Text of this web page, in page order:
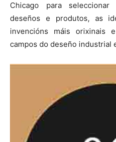
Chicago para
deseños e produtos, as
invencións máis orixinais
campos do deseño industrial